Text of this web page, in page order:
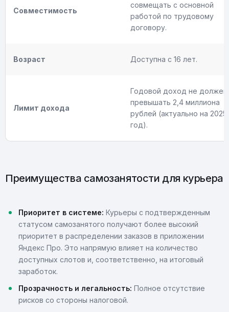
Совместимость
совмещать с основной
работой по трудовому
договору.
Возраст Доступна с 16 лет.
Лимит дохода
Годовой доход не должен
превышать 2,4 миллиона
рублей (актуально на 2025
год).
Преимущества самозанятости для курьера
Приоритет в системе: Курьеры с подтвержденным
статусом самозанятого получают более высокий
приоритет в распределении заказов в приложении
Яндекс Про. Это напрямую влияет на количество
доступных слотов и, соответственно, на итоговый
заработок.
Прозрачность и легальность: Полное отсутствие
рисков со стороны налоговой.